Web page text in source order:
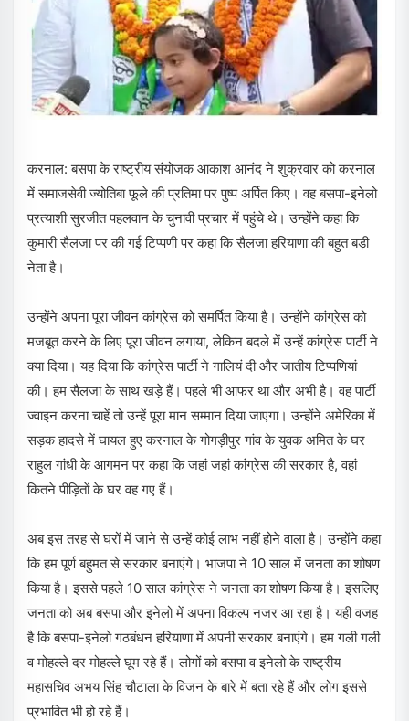
करनाल: बसपा के राष्ट्रीय संयोजक आकाश आनंद ने शुक्रवार को करनाल
में समाजसेवी ज्योतिबा फूले की प्रतिमा पर पुष्प अर्पित किए। वह बसपा-इनेलो
प्रत्याशी सुरजीत पहलवान के चुनावी प्रचार में पहुंचे थे। उन्होंने कहा कि
कुमारी सैलजा पर की गई टिप्पणी पर कहा कि सैलजा हरियाणा की बहुत बड़ी
नेता है।
उन्होंने अपना पूरा जीवन कांग्रेस को समर्पित किया है। उन्होंने कांग्रेस को
मजबूत करने के लिए पूरा जीवन लगाया, लेकिन बदले में उन्हें कांग्रेस पार्टी ने
क्या दिया। यह दिया कि कांग्रेस पार्टी ने गालियं दी और जातीय टिप्पणियां
की। हम सैलजा के साथ खड़े हैं। पहले भी आफर था और अभी है। वह पार्टी
ज्वाइन करना चाहें तो उन्हें पूरा मान सम्मान दिया जाएगा। उन्होंने अमेरिका में
सड़क हादसे में घायल हुए करनाल के गोगड़ीपुर गांव के युवक अमित के घर
राहुल गांधी के आगमन पर कहा कि जहां जहां कांग्रेस की सरकार है, वहां
कितने पीड़िताें के घर वह गए हैं।
अब इस तरह से घरों में जाने से उन्हें कोई लाभ नहीं होने वाला है। उन्होंने कहा
कि हम पूर्ण बहुमत से सरकार बनाएंगे। भाजपा ने 10 साल में जनता का शोषण
किया है। इससे पहले 10 साल कांग्रेस ने जनता का शोषण किया है। इसलिए
जनता को अब बसपा और इनेलो में अपना विकल्प नजर आ रहा है। यही वजह
है कि बसपा-इनेलो गठबंधन हरियाणा में अपनी सरकार बनाएंगे। हम गली गली
व मोहल्ले दर मोहल्ले घूम रहे हैं। लोगों को बसपा व इनेलो के राष्ट्रीय
महासचिव अभय सिंह चौटाला के विजन के बारे में बता रहे हैं और लोग इससे
प्रभावित भी हो रहे हैं।